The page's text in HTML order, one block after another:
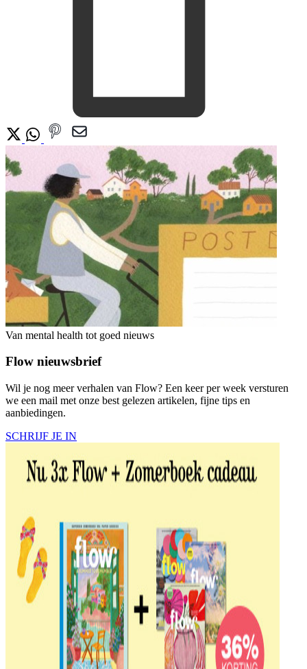
Van mental health tot goed nieuws
Flow nieuwsbrief
Wil je nog meer verhalen van Flow? Een keer per week versturen
we een mail met onze best gelezen artikelen, fijne tips en
aanbiedingen.
SCHRIJF JE IN